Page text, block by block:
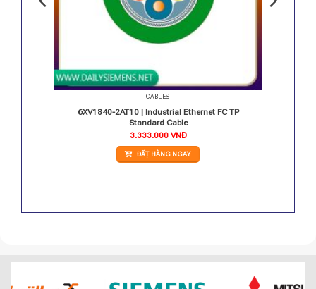
CABLES
6XV1840-2AT10 | Industrial Ethernet FC TP
Standard Cable
3.333.000 VNĐ
ĐẶT HÀNG NGAY